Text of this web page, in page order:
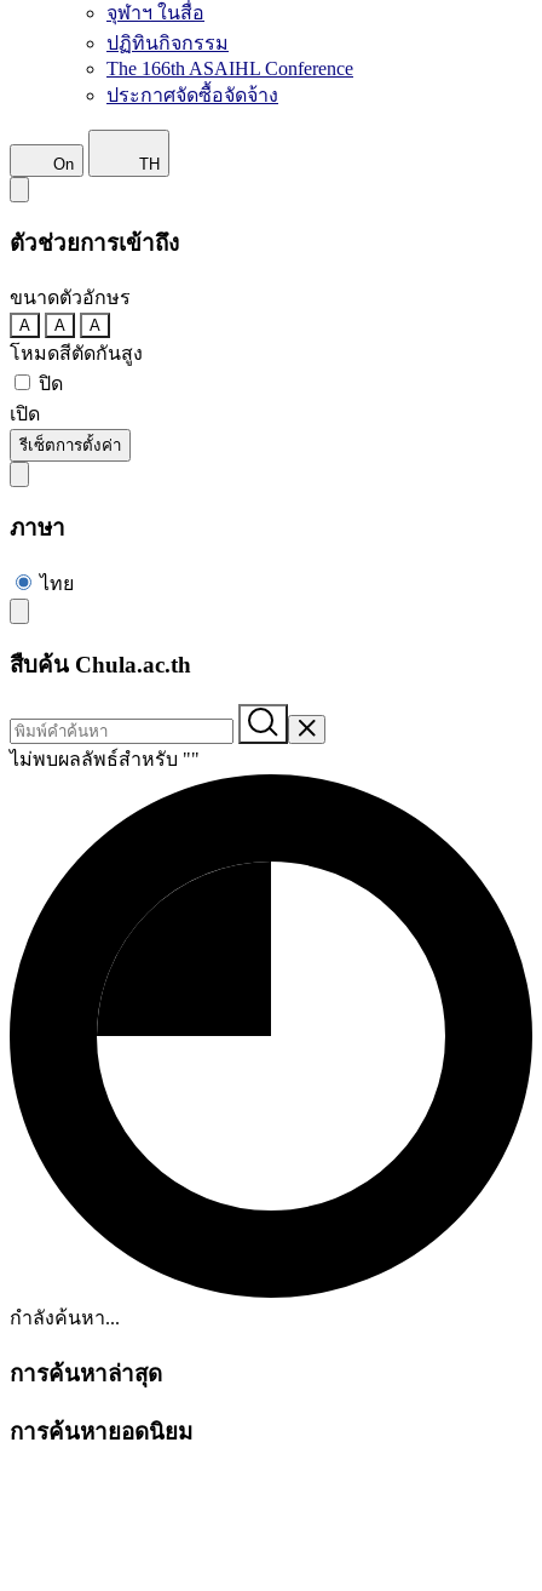
จุฬาฯ ในสื่อ
ปฏิทินกิจกรรม
The 166th ASAIHL Conference
ประกาศจัดซื้อจัดจ้าง
On TH
ตัวช่วยการเข้าถึง
ขนาดตัวอักษร
A A A
โหมดสีตัดกันสูง
ปิด
เปิด
รีเซ็ตการตั้งค่า
ภาษา
ไทย
สืบค้น Chula.ac.th
ไม่พบผลลัพธ์สำหรับ ""
กำลังค้นหา...
การค้นหาล่าสุด
การค้นหายอดนิยม